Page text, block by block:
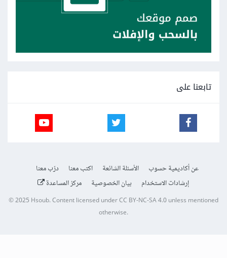
تابعنا على
عن أكاديمية حسوب الأسئلة الشائعة اكتب معنا
درّب معنا
إرشادات الاستخدام
بيان الخصوصية مركز المساعدة
© 2025 Hsoub.Content licensed underCC BY-NC-SA 4.0unless mentioned
otherwise.